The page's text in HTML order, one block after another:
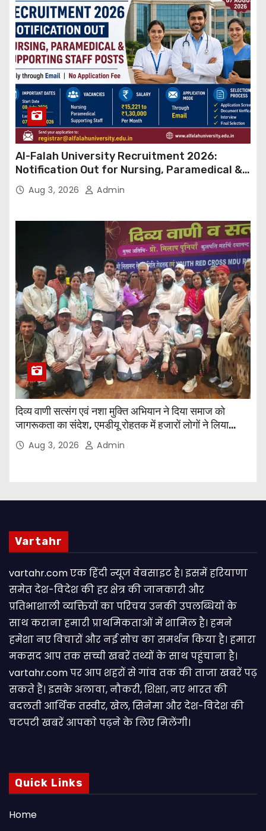
Al-Falah University Recruitment 2026:
Notification Out for Nursing, Paramedical &
Supporting Staff Posts, Apply Through Email
Aug 3, 2026 Admin
दिव्य वाणी सत्संग एवं नशा मुक्ति अभियान ने दिया समाज को
जागरूकता का संदेश, एमडीयू रोहतक में हजारों लोगों ने लिया
संकल्पAug 3, 2026 Admin
Vartahr
vartahr.com एक हिंदी न्यूज वेबसाइट है। इसमें हरियाणा
समेत देश-विदेश की हर क्षेत्र की जानकारी और
प्रतिभाशाली व्यक्तियों का परिचय उनकी उपलब्धियों के
साथ कराना हमारी प्राथमिकताओं में शामिल है। हमने
हमेशा नए विचारों और नई सोच का समर्थन किया है। हमारा
मकसद आप तक सच्ची खबरें तथ्यों के साथ पहुंचाना है।
vartahr.com पर आप शहरों से गांव तक की ताजा खबरें पढ़
सकते हैं। इसके अलावा, नौकरी, शिक्षा, नए भारत की
बदलती आर्थिक तस्वीर, खेल, सिनेमा और देश-विदेश की
चटपटी खबरें आपकाे पढ़ने के लिए मिलेंगी।
Quick Links
Home